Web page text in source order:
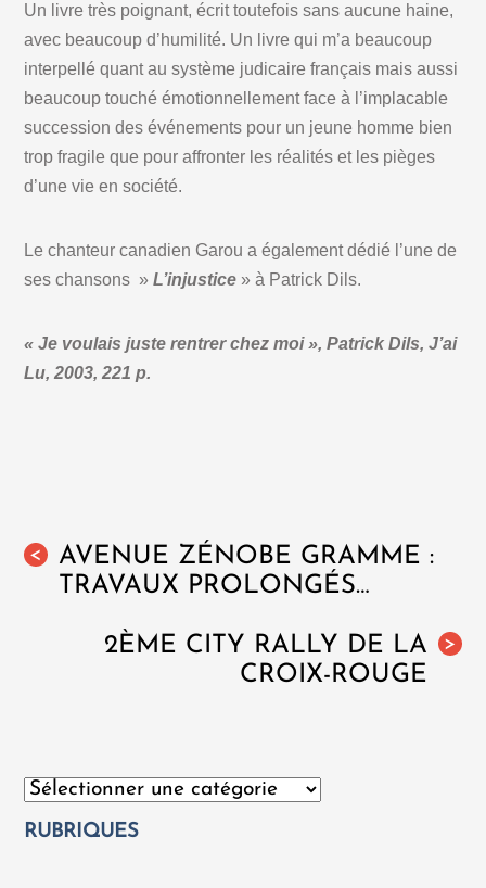
Un livre très poignant, écrit toutefois sans aucune haine,
avec beaucoup d’humilité. Un livre qui m’a beaucoup
interpellé quant au système judicaire français mais aussi
beaucoup touché émotionnellement face à l’implacable
succession des événements pour un jeune homme bien
trop fragile que pour affronter les réalités et les pièges
d’une vie en société.
Le chanteur canadien Garou a également dédié l’une de
ses chansons »L’injustice » à Patrick Dils.
« Je voulais juste rentrer chez moi », Patrick Dils, J’ai
Lu, 2003, 221 p.
<
AVENUE ZÉNOBE GRAMME :
TRAVAUX PROLONGÉS…
>
2ÈME CITY RALLY DE LA
CROIX-ROUGE
Catégories
RUBRIQUES